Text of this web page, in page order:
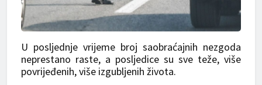
U posljednje vrijeme broj saobraćajnih nezgoda
neprestano raste, a posljedice su sve teže, više
povrijeđenih, više izgubljenih života.